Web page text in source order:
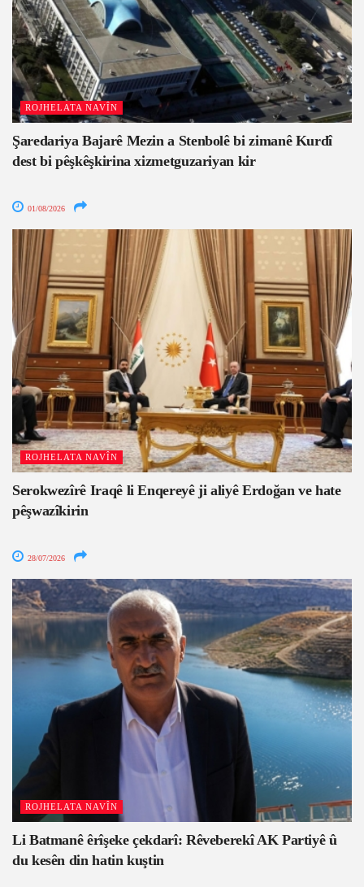
ROJHELATA NAVÎN
Şaredariya Bajarê Mezin a Stenbolê bi zimanê Kurdî
dest bi pêşkêşkirina xizmetguzariyan kir
01/08/2026
ROJHELATA NAVÎN
Serokwezîrê Iraqê li Enqereyê ji aliyê Erdoğan ve hate
pêşwazîkirin
28/07/2026
ROJHELATA NAVÎN
Li Batmanê êrîşeke çekdarî: Rêveberekî AK Partiyê û
du kesên din hatin kuştin